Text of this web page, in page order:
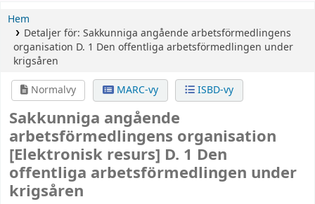
Hem
Detaljer för: Sakkunniga angående arbetsförmedlingens
organisation D. 1 Den offentliga arbetsförmedlingen under
krigsåren
Normalvy
MARC-vy ISBD-vy
Sakkunniga angående
arbetsförmedlingens organisation
[Elektronisk resurs] D. 1 Den
offentliga arbetsförmedlingen under
krigsåren